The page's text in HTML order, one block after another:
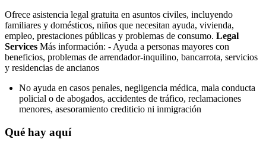
Ofrece asistencia legal gratuita en asuntos civiles, incluyendo
familiares y domésticos, niños que necesitan ayuda, vivienda,
empleo, prestaciones públicas y problemas de consumo. Legal
Services Más información: - Ayuda a personas mayores con
beneficios, problemas de arrendador-inquilino, bancarrota, servicios
y residencias de ancianos
No ayuda en casos penales, negligencia médica, mala conducta
policial o de abogados, accidentes de tráfico, reclamaciones
menores, asesoramiento crediticio ni inmigración
Qué hay aquí